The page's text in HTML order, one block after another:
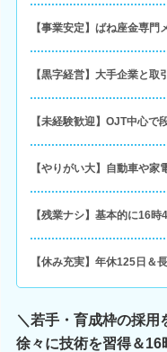
【事業安定】ばね座金専門
【黒字経営】大手企業と
【未経験歓迎】OJT中心で
【やりがい大】自動車や
【残業ナシ】基本的に16
【休み充実】年休125日＆
＼若手・育成枠の採用
徐々に技術を習得＆16